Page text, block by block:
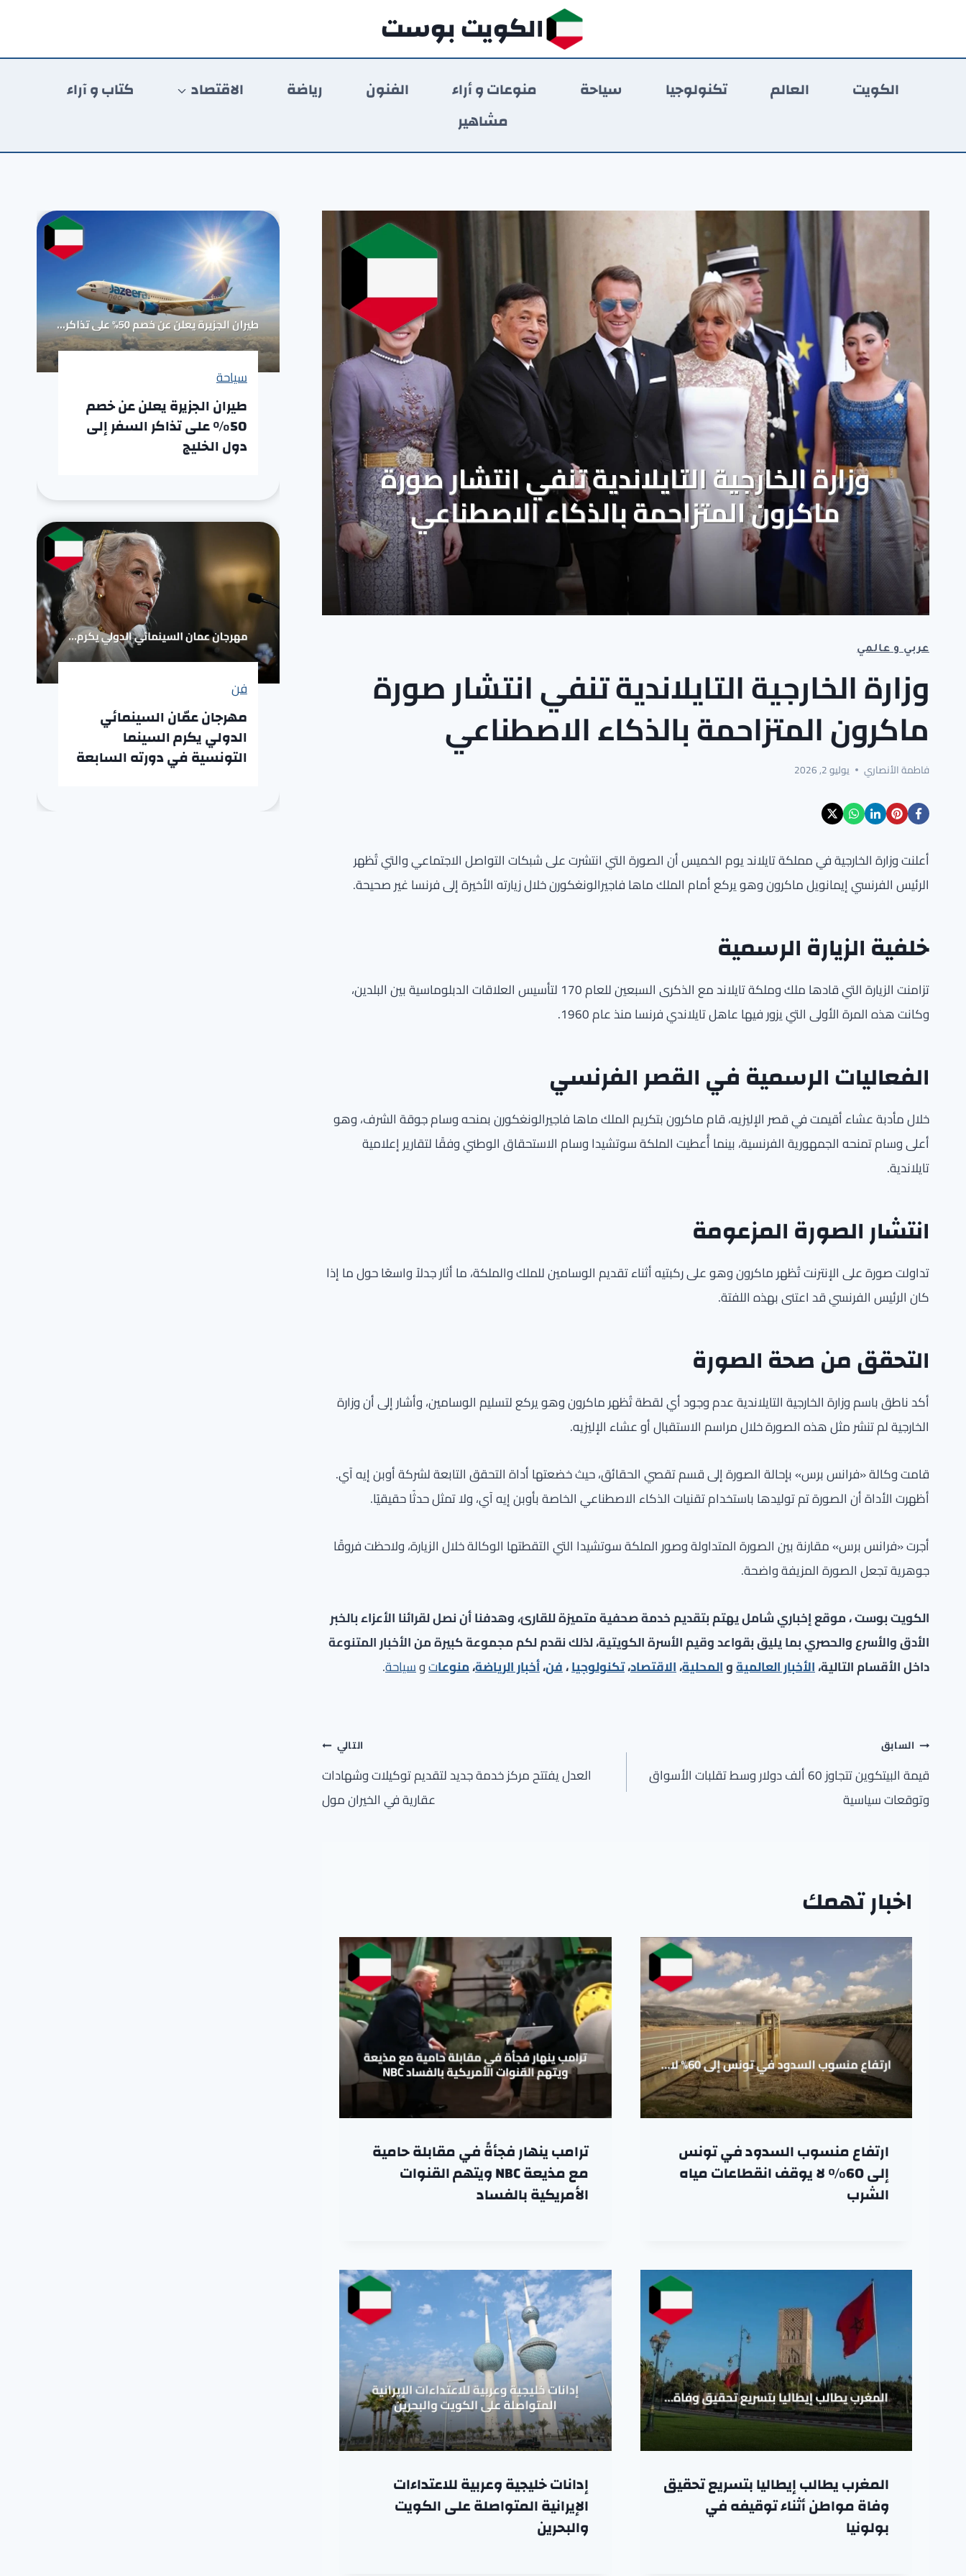
المحتوى
الكويت بوست
الكويت العالم تكنولوجيا سياحة منوعات و أراء الفنون رياضة الاقتصاد
كتاب و آراء
مشاهير
عربي و عالمي
وزارة الخارجية التايلاندية تنفي انتشار صورة
ماكرون المتزاحمة بالذكاء الاصطناعي
فاطمة الأنصاري يوليو 2, 2026
أعلنت وزارة الخارجية في مملكة تايلاند يوم الخميس أن الصورة التي انتشرت على شبكات التواصل الاجتماعي والتي تُظهر
الرئيس الفرنسي إيمانويل ماكرون وهو يركع أمام الملك ماها فاجيرالونغكورن خلال زيارته الأخيرة إلى فرنسا غير صحيحة.
خلفية الزيارة الرسمية
تزامنت الزيارة التي قادها ملك وملكة تايلاند مع الذكرى السبعين للعام 170 لتأسيس العلاقات الدبلوماسية بين البلدين،
وكانت هذه المرة الأولى التي يزور فيها عاهل تايلاندي فرنسا منذ عام 1960.
الفعاليات الرسمية في القصر الفرنسي
خلال مأدبة عشاء أقيمت في قصر الإليزيه، قام ماكرون بتكريم الملك ماها فاجيرالونغكورن بمنحه وسام جوقة الشرف، وهو
أعلى وسام تمنحه الجمهورية الفرنسية، بينما أُعطيت الملكة سوتشيدا وسام الاستحقاق الوطني وفقًا لتقارير إعلامية
تايلاندية.
انتشار الصورة المزعومة
تداولت صورة على الإنترنت تُظهر ماكرون وهو على ركبتيه أثناء تقديم الوسامين للملك والملكة، ما أثار جدلاً واسعًا حول ما إذا
كان الرئيس الفرنسي قد اعتنى بهذه اللفتة.
التحقق من صحة الصورة
أكد ناطق باسم وزارة الخارجية التايلاندية عدم وجود أي لقطة تُظهر ماكرون وهو يركع لتسليم الوسامين، وأشار إلى أن وزارة
الخارجية لم تنشر مثل هذه الصورة خلال مراسم الاستقبال أو عشاء الإليزيه.
قامت وكالة «فرانس برس» بإحالة الصورة إلى قسم تقصي الحقائق، حيث خضعتها أداة التحقق التابعة لشركة أوبن إيه آي.
أظهرت الأداة أن الصورة تم توليدها باستخدام تقنيات الذكاء الاصطناعي الخاصة بأوبن إيه آي، ولا تمثل حدثًا حقيقيًا.
أجرت «فرانس برس» مقارنة بين الصورة المتداولة وصور الملكة سوتشيدا التي التقطتها الوكالة خلال الزيارة، ولاحظت فروقًا
جوهرية تجعل الصورة المزيفة واضحة.
الكويت بوست ، موقع إخباري شامل يهتم بتقديم خدمة صحفية متميزة للقارئ، وهدفنا أن نصل لقرائنا الأعزاء بالخبر
الأدق والأسرع والحصري بما يليق بقواعد وقيم الأسرة الكويتية، لذلك نقدم لكم مجموعة كبيرة من الأخبار المتنوعة
داخل الأقسام التالية،الأخبار العالميةوالمحلية،الاقتصاد،تكنولوجيا،فن،أخبار الرياضة،منوعاتوسياحة.
تصفّح
المقالات
السابق
قيمة البيتكوين تتجاوز 60 ألف دولار وسط تقلبات الأسواق
وتوقعات سياسية
التالي
العدل يفتتح مركز خدمة جديد لتقديم توكيلات وشهادات
عقارية في الخيران مول
اخبار تهمك
ارتفاع منسوب السدود في تونس
إلى 60% لا يوقف انقطاعات مياه
الشرب
ترامب ينهار فجأةً في مقابلة حامية
مع مذيعة NBC ويتهم القنوات
الأمريكية بالفساد
المغرب يطالب إيطاليا بتسريع تحقيق
وفاة مواطن أثناء توقيفه في
بولونيا
إدانات خليجية وعربية للاعتداءات
الإيرانية المتواصلة على الكويت
والبحرين
سياحة
طيران الجزيرة يعلن عن خصم
50% على تذاكر السفر إلى
دول الخليج
فن
مهرجان عمّان السينمائي
الدولي يكرم السينما
التونسية في دورته السابعة